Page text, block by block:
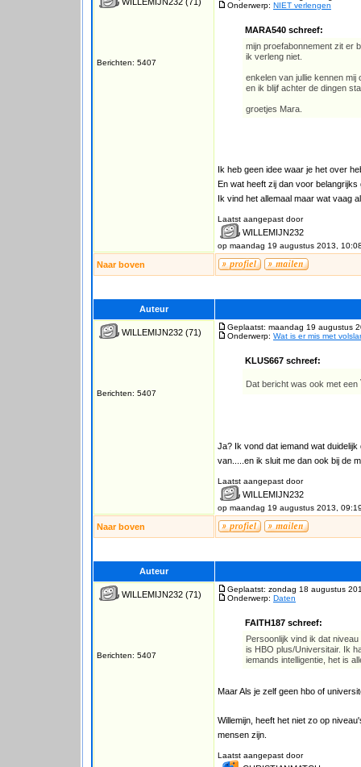
Berichten: 5407
Onderwerp: NIET verlengen
MARA540 schreef:
mijn proefabonnement zit er
ik verleng niet.
enkelen van jullie kennen mij
en ik blijf achter de dingen
groetjes Mara.
Ik heb geen idee waar je het over
En wat heeft zij dan voor
Ik vind het allemaal maar wat vaag
Laatst aangepast door
WILLEMIJN232
op maandag 19 augustus 2013,
Naar boven
Auteur
WILLEMIJN232 (71)
Berichten: 5407
Geplaatst: maandag 19 augustus
Onderwerp: Wat is er mis met
KLUS667 schreef:
Dat bericht was ook met een
Ja? Ik vond dat iemand wat
van.....en ik sluit me dan ook bij de
Laatst aangepast door
WILLEMIJN232
op maandag 19 augustus 2013,
Naar boven
Auteur
WILLEMIJN232 (71)
Berichten: 5407
Geplaatst: zondag 18 augustus
Onderwerp: Daten
FAITH187 schreef:
Persoonlijk vind ik dat
is HBO plus/Universitair. Ik
iemands intelligentie, het is
Maar Als je zelf geen hbo of
Willemijn, heeft het niet zo op
mensen zijn.
Laatst aangepast door